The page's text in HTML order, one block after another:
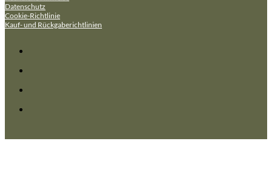
Datenschutz
Cookie-Richtlinie
Kauf- und Rückgaberichtlinien